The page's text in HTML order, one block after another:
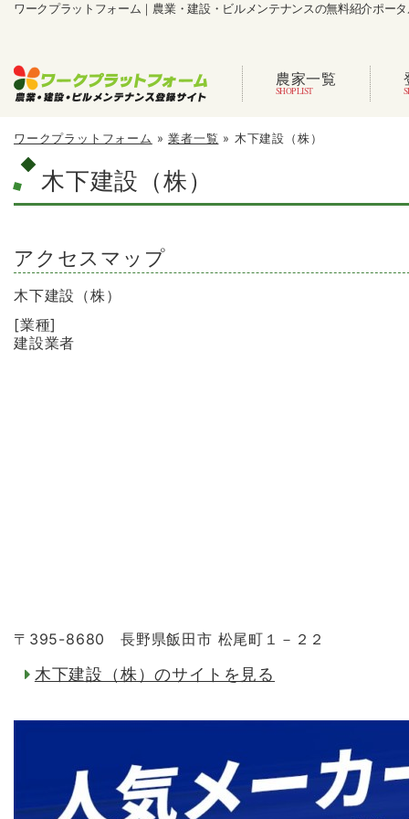
ワークプラットフォーム｜農業・建設・ビルメンテナンスの無料紹介ポー
農家一覧
ワークプラットフォーム »業者一覧 » 木下建設（株）
木下建設（株）
アクセスマップ
木下建設（株）
[業種]
建設業者
〒395-8680 長野県飯田市 松尾町１－２２
木下建設（株）のサイトを見る